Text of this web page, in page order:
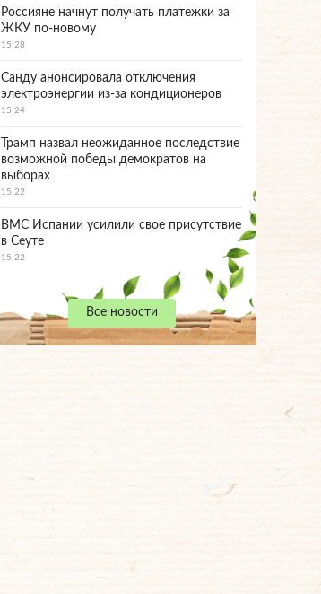
Россияне начнут получать платежки за
ЖКУ по-новому
15:28
Санду анонсировала отключения
электроэнергии из-за кондиционеров
15:24
Трамп назвал неожиданное последствие
возможной победы демократов на
выборах
15:22
ВМС Испании усилили свое присутствие
в Сеуте
15:22
Все новости